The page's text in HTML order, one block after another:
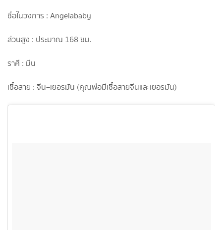
ชื่อในวงการ : Angelababy
ส่วนสูง : ประมาณ 168 ซม.
ราศี : มีน
เชื้อสาย : จีน–เยอรมัน (คุณพ่อมีเชื้อสายจีนและเยอรมัน)